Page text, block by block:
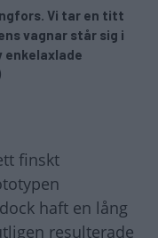
Vi tar en titt
vagnar står sig i
enkelaxlade
finskt
haft en lång
resulterade